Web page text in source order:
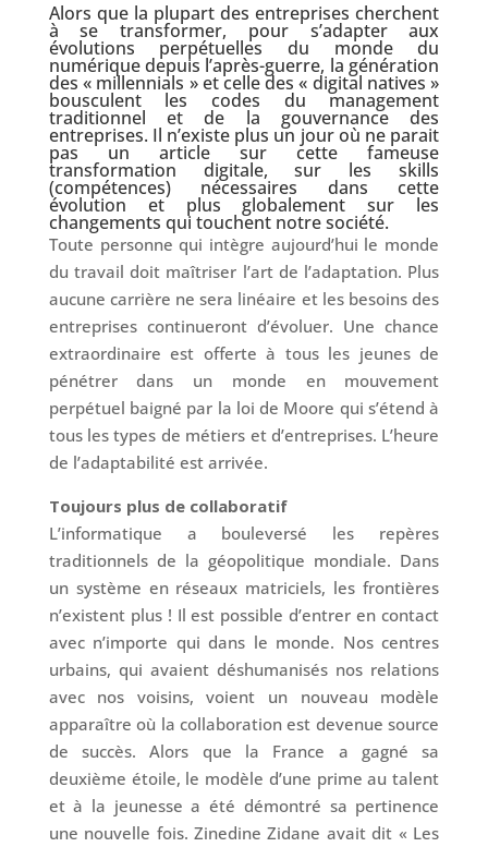
Alors que la plupart des entreprises cherchent
à se transformer, pour s’adapter aux
évolutions perpétuelles du monde du
numérique depuis l’après-guerre, la génération
des « millennials » et celle des « digital natives »
bousculent les codes du management
traditionnel et de la gouvernance des
entreprises. Il n’existe plus un jour où ne parait
pas un article sur cette fameuse
transformation digitale, sur les skills
(compétences) nécessaires dans cette
évolution et plus globalement sur les
changements qui touchent notre société.
Toute personne qui intègre aujourd’hui le monde
du travail doit maîtriser l’art de l’adaptation. Plus
aucune carrière ne sera linéaire et les besoins des
entreprises continueront d’évoluer. Une chance
extraordinaire est offerte à tous les jeunes de
pénétrer dans un monde en mouvement
perpétuel baigné par la loi de Moore qui s’étend à
tous les types de métiers et d’entreprises. L’heure
de l’adaptabilité est arrivée.
Toujours plus de collaboratif
L’informatique a bouleversé les repères
traditionnels de la géopolitique mondiale. Dans
un système en réseaux matriciels, les frontières
n’existent plus ! Il est possible d’entrer en contact
avec n’importe qui dans le monde. Nos centres
urbains, qui avaient déshumanisés nos relations
avec nos voisins, voient un nouveau modèle
apparaître où la collaboration est devenue source
de succès. Alors que la France a gagné sa
deuxième étoile, le modèle d’une prime au talent
et à la jeunesse a été démontré sa pertinence
une nouvelle fois. Zinedine Zidane avait dit « Les